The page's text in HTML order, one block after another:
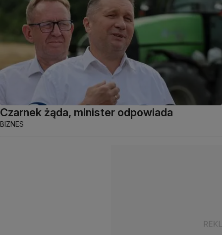
Czarnek żąda, minister odpowiada
BIZNES